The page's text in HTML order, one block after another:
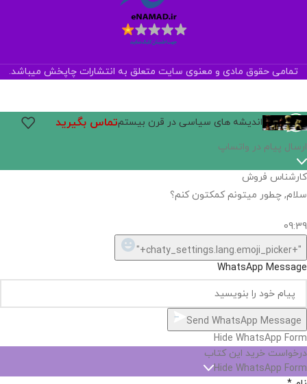
تمامی حقوق مادی و معنوی سایت متعلق به انتشارات چاپخش میباشد.
اندیشه های سیاسی در قرن بیستمتماس بگیرید
اگر
نیست,
شاید
بتونیم
تهیه
Hide
chaty
ارسال پیام در واتساپ
کارشناس فروش